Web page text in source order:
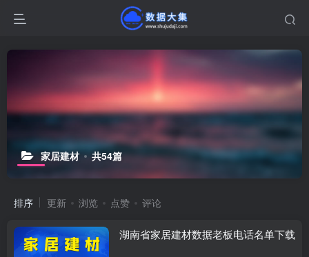
家居建材 共54篇
排序 更新 浏览 点赞 评论
湖南省家居建材数据老板电话名单下载